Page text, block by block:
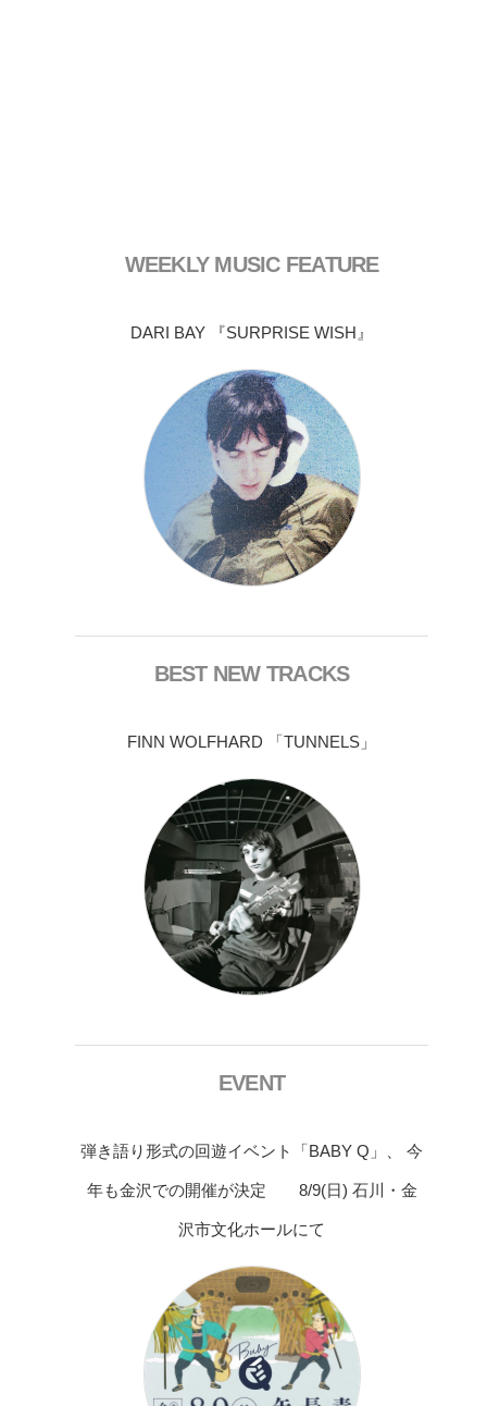
WEEKLY MUSIC FEATURE
DARI BAY 『SURPRISE WISH』
BEST NEW TRACKS
FINN WOLFHARD 「TUNNELS」
EVENT
弾き語り形式の回遊イベント「BABY Q」、 今
年も金沢での開催が決定 8/9(日) 石川・金
沢市文化ホールにて